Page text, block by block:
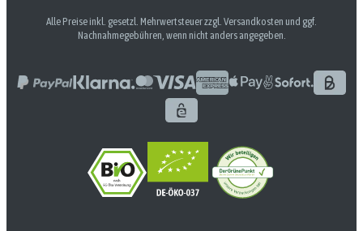
Alle Preise inkl. gesetzl. Mehrwertsteuer zzgl. Versandkosten und ggf.
Nachnahmegebühren, wenn nicht anders angegeben.